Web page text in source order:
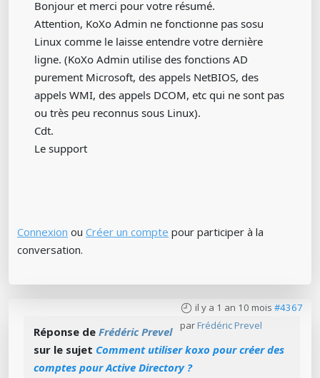
Bonjour et merci pour votre résumé.
Attention, KoXo Admin ne fonctionne pas sosu
Linux comme le laisse entendre votre dernière
ligne. (KoXo Admin utilise des fonctions AD
purement Microsoft, des appels NetBIOS, des
appels WMI, des appels DCOM, etc qui ne sont pas
ou très peu reconnus sous Linux).
Cdt.
Le support
Connexion ou Créer un compte pour participer à la
conversation.
il y a 1 an 10 mois #4367
par Frédéric Prevel
Réponse de Frédéric Prevel
sur le sujet Comment utiliser koxo pour créer des
comptes pour Active Directory ?